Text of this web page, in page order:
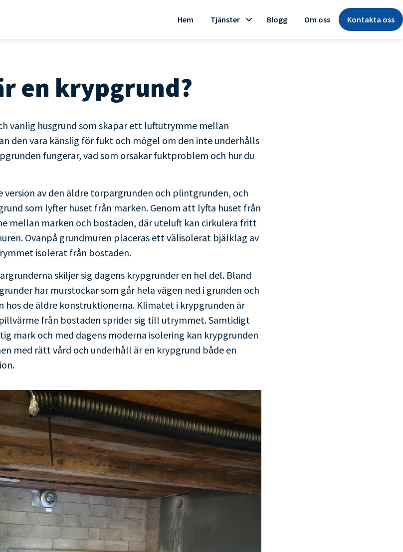
Hem Tjänster Blogg Om oss Kontakta oss
en krypgrund?
vanlig husgrund som skapar ett luftutrymme mellan
den vara känslig för fukt och mögel om den inte underhålls
fungerar, vad som orsakar fuktproblem och hur du
version av den äldre torpargrunden och plintgrunden, och
som lyfter huset från marken. Genom att lyfta huset från
mellan marken och bostaden, där uteluft kan cirkulera fritt
Ovanpå grundmuren placeras ett välisolerat bjälklag av
isolerat från bostaden.
skiljer sig dagens krypgrunder en hel del. Bland
har murstockar som går hela vägen ned i grunden och
hos de äldre konstruktionerna. Klimatet i krypgrunden är
från bostaden sprider sig till utrymmet. Samtidigt
mark och med dagens moderna isolering kan krypgrunden
med rätt vård och underhåll är en krypgrund både en